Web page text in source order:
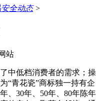
安全动态>
站
低档消费者的需求；操
“青花瓷”商标独一持有企
、30年、50年、80年陈年